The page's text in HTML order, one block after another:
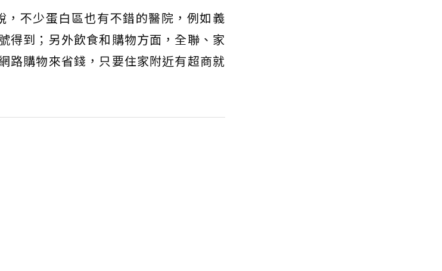
，不少蛋白區也有不錯的醫院，例如義
得到；另外飲食和購物方面，全聯、家
路購物來省錢，只要住家附近有超商就